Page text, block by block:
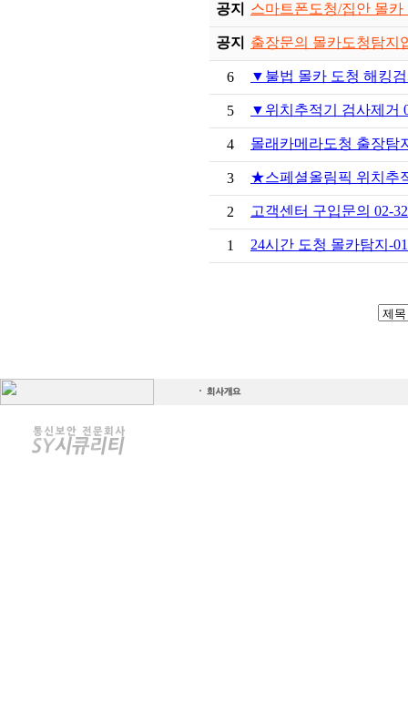
공지 스마트폰도청/집안 몰카
공지 출장문의 몰카도청탐지
6 ▼불법 몰카 도청 해킹검
5 ▼위치추적기 검사제거
4 몰래카메라도청 출장탐
3 ★스페셜올림픽 위치추
2 고객센터 구입문의 02-
1 24시간 도청 몰카탐지-